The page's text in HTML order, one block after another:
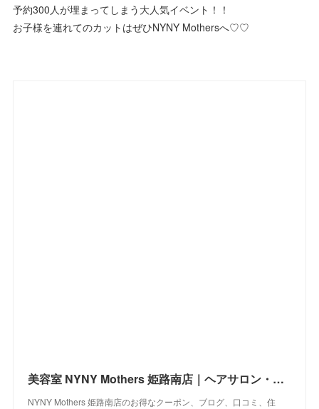
予約300人が埋まってしまう大人気イベント！！
お子様を連れてのカットはぜひNYNY Mothersへ♡♡
美容室 NYNY Mothers 姫路南店｜ヘアサロン・美容院｜ニューヨークニューヨーク
NYNY Mothers 姫路南店のお得なクーポン、ブログ、口コミ、住